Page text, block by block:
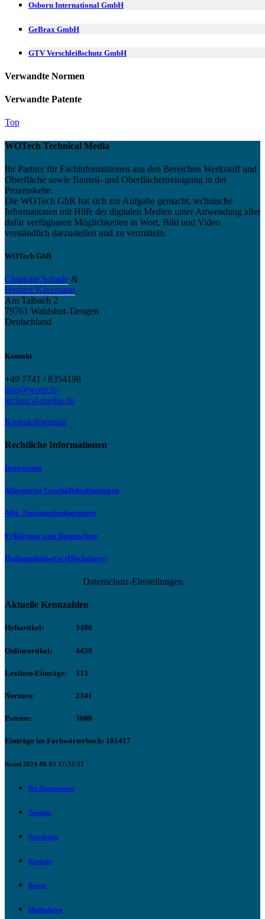
Osborn International GmbH
GeBrax GmbH
GTV Verschleißschutz GmbH
Verwandte Normen
Verwandte Patente
Top
WOTech Technical Media
Ihr Partner für Fachinformationen aus den Bereichen Werkstoff und
Oberfläche sowie Bauteil- und Oberflächenreinigung in der
Prozesskette.
Die WOTech GbR hat sich zur Aufgabe gemacht, technische
Informationen mit Hilfe der digitalen Medien unter Anwendung aller
dafür verfügbaren Möglichkeiten in Wort, Bild und Video
verständlich darzustellen und zu vermitteln.
WOTech GbR
Charlotte Schade &
Herbert Käszmann
Am Talbach 2
79761 Waldshut-Tiengen
Deutschland
Kontakt
+49 7741 / 8354198
info@wotech-
technical-media.de
Kontaktformular
Rechtliche Informationen
Impressum
Allgemeine Geschäftsbedingungen
Allg. Nutzungsbedingungen
Erklärung zum Datenschutz
Haftungshinweise (Disclaimer)
Datenschutz-Einstellungen
Aktuelle Kennzahlen
Heftartikel: 3496
Onlineartikel: 4439
Lexikon-Einträge: 313
Normen: 2341
Patente: 3608
Einträge im Fachwörterbuch: 101417
Stand 2024-08-05 17:32:57
Ihr Abonnement
Termine
Newsletter
Kontakt
Beirat
Mediadaten